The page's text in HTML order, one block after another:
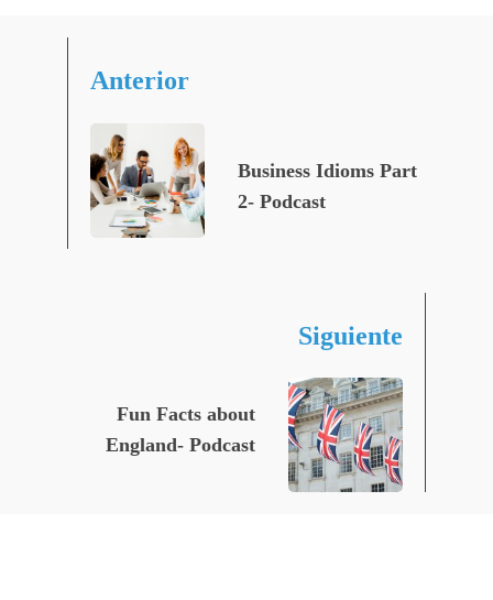
Anterior
Business Idioms Part
2- Podcast
Siguiente
Fun Facts about
England- Podcast